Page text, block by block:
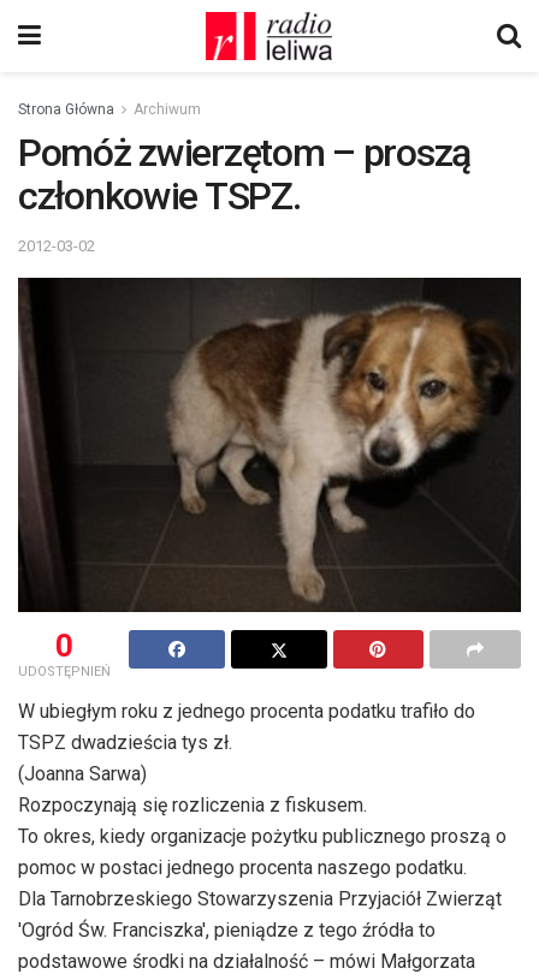
Strona Główna Archiwum
Pomóż zwierzętom – proszą
członkowie TSPZ.
2012-03-02
0
UDOSTĘPNIEŃ
W ubiegłym roku z jednego procenta podatku trafiło do
TSPZ dwadzieścia tys zł.
(Joanna Sarwa)
Rozpoczynają się rozliczenia z fiskusem.
To okres, kiedy organizacje pożytku publicznego proszą o
pomoc w postaci jednego procenta naszego podatku.
Dla Tarnobrzeskiego Stowarzyszenia Przyjaciół Zwierząt
'Ogród Św. Franciszka', pieniądze z tego źródła to
podstawowe środki na działalność – mówi Małgorzata